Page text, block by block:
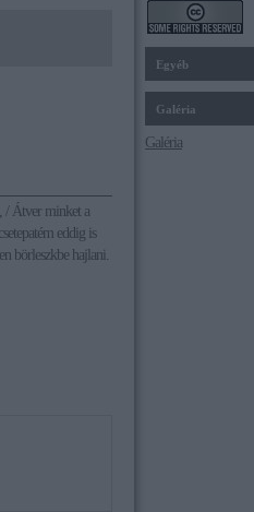
/ Átver minket a
eddig is
börleszkbe hajlani.
Egyéb
Galéria
Galéria